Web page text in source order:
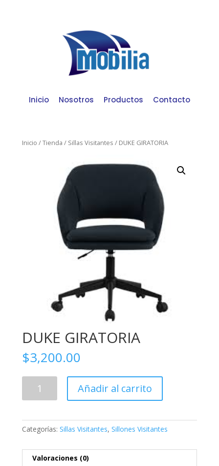
Inicio Nosotros Productos Contacto
Inicio /Tienda / Sillas Visitantes / DUKE GIRATORIA
DUKE GIRATORIA
$3,200.00
GIRATORIA
Añadir al carrito
Categorías: Sillas Visitantes, Sillones Visitantes
Valoraciones (0)